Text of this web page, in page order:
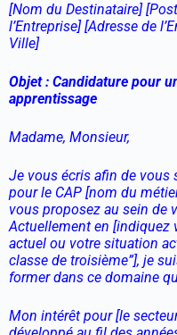
[Nom du Destinataire]
l’Entreprise] [Adresse de
Ville]
Objet : Candidature pour
apprentissage
Madame, Monsieur,
Je vous écris afin de vous
pour le CAP [nom du
vous proposez au sein de
Actuellement en [indiquez
actuel ou votre situation
classe de troisième”], je
former dans ce domaine
Mon intérêt pour [le